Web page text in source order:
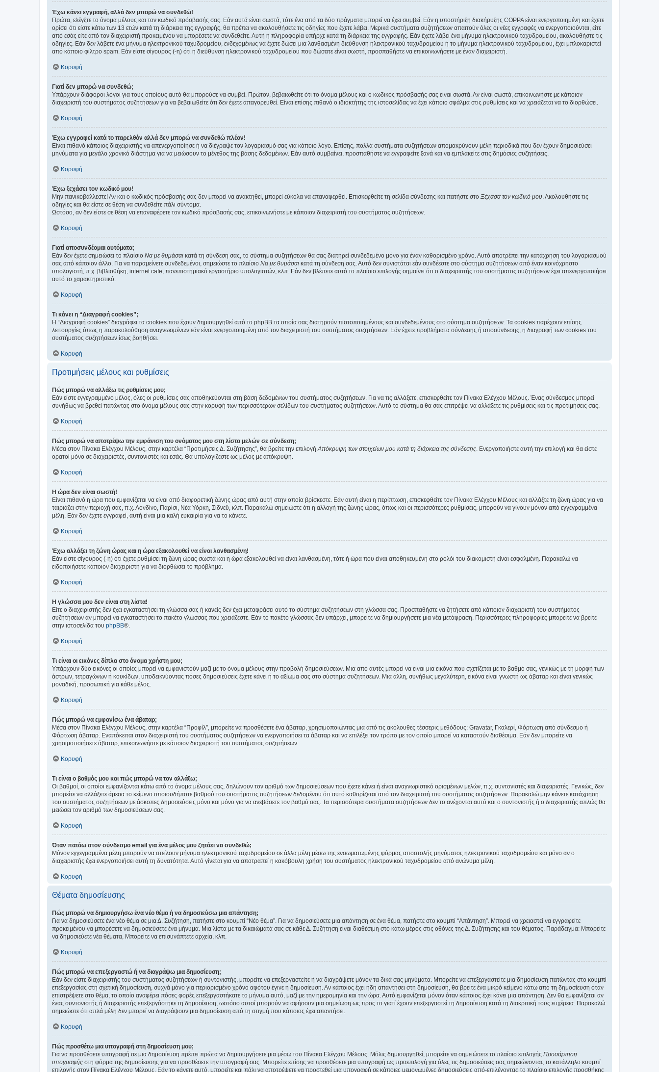
Έχω κάνει εγγραφή, αλλά δεν μπορώ να συνδεθώ!
Πρώτα, ελέγξτε το όνομα μέλους και τον κωδικό πρόσβασής σας. Εάν αυτά είναι σωστά, τότε ένα από τα δύο πράγματα μπορεί να έχει συμβεί. Εάν η υποστήριξη διακήρυξης COPPA είναι ενεργοποιημένη και έχετε
ορίσει ότι είστε κάτω των 13 ετών κατά τη διάρκεια της εγγραφής, θα πρέπει να ακολουθήσετε τις οδηγίες που έχετε λάβει. Μερικά συστήματα συζητήσεων απαιτούν όλες οι νέες εγγραφές να ενεργοποιούνται, είτε
από εσάς είτε από τον διαχειριστή προκειμένου να μπορέσετε να συνδεθείτε. Αυτή η πληροφορία υπήρχε κατά τη διάρκεια της εγγραφής. Εάν έχετε λάβει ένα μήνυμα ηλεκτρονικού ταχυδρομείου, ακολουθήστε τις
οδηγίες. Εάν δεν λάβετε ένα μήνυμα ηλεκτρονικού ταχυδρομείου, ενδεχομένως να έχετε δώσει μια λανθασμένη διεύθυνση ηλεκτρονικού ταχυδρομείου ή το μήνυμα ηλεκτρονικού ταχυδρομείου, έχει μπλοκαριστεί
από κάποιο φίλτρο spam. Εάν είστε σίγουρος (-η) ότι η διεύθυνση ηλεκτρονικού ταχυδρομείου που δώσατε είναι σωστή, προσπαθήστε να επικοινωνήσετε με έναν διαχειριστή.
Κορυφή
Γιατί δεν μπορώ να συνδεθώ;
Υπάρχουν διάφοροι λόγοι για τους οποίους αυτό θα μπορούσε να συμβεί. Πρώτον, βεβαιωθείτε ότι το όνομα μέλους και ο κωδικός πρόσβασής σας είναι σωστά. Αν είναι σωστά, επικοινωνήστε με κάποιον
διαχειριστή του συστήματος συζητήσεων για να βεβαιωθείτε ότι δεν έχετε απαγορευθεί. Είναι επίσης πιθανό ο ιδιοκτήτης της ιστοσελίδας να έχει κάποιο σφάλμα στις ρυθμίσεις και να χρειάζεται να το διορθώσει.
Κορυφή
Έχω εγγραφεί κατά το παρελθόν αλλά δεν μπορώ να συνδεθώ πλέον!
Είναι πιθανό κάποιος διαχειριστής να απενεργοποίησε ή να διέγραψε τον λογαριασμό σας για κάποιο λόγο. Επίσης, πολλά συστήματα συζητήσεων απομακρύνουν μέλη περιοδικά που δεν έχουν δημοσιεύσει
μηνύματα για μεγάλο χρονικό διάστημα για να μειώσουν το μέγεθος της βάσης δεδομένων. Εάν αυτό συμβαίνει, προσπαθήστε να εγγραφείτε ξανά και να εμπλακείτε στις δημόσιες συζητήσεις.
Κορυφή
Έχω ξεχάσει τον κωδικό μου!
Μην πανικοβάλλεστε! Αν και ο κωδικός πρόσβασής σας δεν μπορεί να ανακτηθεί, μπορεί εύκολα να επαναφερθεί. Επισκεφθείτε τη σελίδα σύνδεσης και πατήστε στο Ξέχασα τον κωδικό μου . Ακολουθήστε τις
οδηγίες και θα είστε σε θέση να συνδεθείτε πάλι σύντομα.
Ωστόσο, αν δεν είστε σε θέση να επαναφέρετε τον κωδικό πρόσβασής σας, επικοινωνήστε με κάποιον διαχειριστή του συστήματος συζητήσεων.
Κορυφή
Γιατί αποσυνδέομαι αυτόματα;
Εάν δεν έχετε σημειώσει το πλαίσιο Να με θυμάσαι κατά τη σύνδεση σας, το σύστημα συζητήσεων θα σας διατηρεί συνδεδεμένο μόνο για έναν καθορισμένο χρόνο. Αυτό αποτρέπει την κατάχρηση του λογαριασμού
σας από κάποιον άλλο. Για να παραμείνετε συνδεδεμένοι, σημειώστε το πλαίσιο Να με θυμάσαι κατά τη σύνδεση σας. Αυτό δεν συνιστάται εάν συνδέεστε στο σύστημα συζητήσεων από έναν κοινόχρηστο
υπολογιστή, π.χ. βιβλιοθήκη, internet cafe, πανεπιστημιακό εργαστήριο υπολογιστών, κλπ. Εάν δεν βλέπετε αυτό το πλαίσιο επιλογής σημαίνει ότι ο διαχειριστής του συστήματος συζητήσεων έχει απενεργοποιήσει
αυτό το χαρακτηριστικό.
Κορυφή
Τι κάνει η “Διαγραφή cookies”;
Η “Διαγραφή cookies” διαγράφει τα cookies που έχουν δημιουργηθεί από το phpBB τα οποία σας διατηρούν πιστοποιημένους και συνδεδεμένους στο σύστημα συζητήσεων. Τα cookies παρέχουν επίσης
λειτουργίες όπως η παρακολούθηση αναγνωσμένων εάν είναι ενεργοποιημένη από τον διαχειριστή του συστήματος συζητήσεων. Εάν έχετε προβλήματα σύνδεσης ή αποσύνδεσης, η διαγραφή των cookies του
συστήματος συζητήσεων ίσως βοηθήσει.
Κορυφή
Προτιμήσεις μέλους και ρυθμίσεις
Πώς μπορώ να αλλάξω τις ρυθμίσεις μου;
Εάν είστε εγγεγραμμένο μέλος, όλες οι ρυθμίσεις σας αποθηκεύονται στη βάση δεδομένων του συστήματος συζητήσεων. Για να τις αλλάξετε, επισκεφθείτε τον Πίνακα Ελέγχου Μέλους. Ένας σύνδεσμος μπορεί
συνήθως να βρεθεί πατώντας στο όνομα μέλους σας στην κορυφή των περισσότερων σελίδων του συστήματος συζητήσεων. Αυτό το σύστημα θα σας επιτρέψει να αλλάξετε τις ρυθμίσεις και τις προτιμήσεις σας.
Κορυφή
Πώς μπορώ να αποτρέψω την εμφάνιση του ονόματος μου στη λίστα μελών σε σύνδεση;
Μέσα στον Πίνακα Ελέγχου Μέλους, στην καρτέλα “Προτιμήσεις Δ. Συζήτησης”, θα βρείτε την επιλογή Απόκρυψη των στοιχείων μου κατά τη διάρκεια της σύνδεσης . Ενεργοποιήστε αυτή την επιλογή και θα είστε
ορατοί μόνο σε διαχειριστές, συντονιστές και εσάς. Θα υπολογίζεστε ως μέλος με απόκρυψη.
Κορυφή
Η ώρα δεν είναι σωστή!
Είναι πιθανό η ώρα που εμφανίζεται να είναι από διαφορετική ζώνης ώρας από αυτή στην οποία βρίσκεστε. Εάν αυτή είναι η περίπτωση, επισκεφθείτε τον Πίνακα Ελέγχου Μέλους και αλλάξτε τη ζώνη ώρας για να
ταιριάζει στην περιοχή σας, π.χ. Λονδίνο, Παρίσι, Νέα Υόρκη, Σίδνεϋ, κλπ. Παρακαλώ σημειώστε ότι η αλλαγή της ζώνης ώρας, όπως και οι περισσότερες ρυθμίσεις, μπορούν να γίνουν μόνον από εγγεγραμμένα
μέλη. Εάν δεν έχετε εγγραφεί, αυτή είναι μια καλή ευκαιρία για να το κάνετε.
Κορυφή
Έχω αλλάξει τη ζώνη ώρας και η ώρα εξακολουθεί να είναι λανθασμένη!
Εάν είστε σίγουρος (-η) ότι έχετε ρυθμίσει τη ζώνη ώρας σωστά και η ώρα εξακολουθεί να είναι λανθασμένη, τότε ή ώρα που είναι αποθηκευμένη στο ρολόι του διακομιστή είναι εσφαλμένη. Παρακαλώ να
ειδοποιήσετε κάποιον διαχειριστή για να διορθώσει το πρόβλημα.
Κορυφή
Η γλώσσα μου δεν είναι στη λίστα!
Είτε ο διαχειριστής δεν έχει εγκαταστήσει τη γλώσσα σας ή κανείς δεν έχει μεταφράσει αυτό το σύστημα συζητήσεων στη γλώσσα σας. Προσπαθήστε να ζητήσετε από κάποιον διαχειριστή του συστήματος
συζητήσεων αν μπορεί να εγκαταστήσει το πακέτο γλώσσας που χρειάζεστε. Εάν το πακέτο γλώσσας δεν υπάρχει, μπορείτε να δημιουργήσετε μια νέα μετάφραση. Περισσότερες πληροφορίες μπορείτε να βρείτε
στην ιστοσελίδα του phpBB®.
Κορυφή
Τι είναι οι εικόνες δίπλα στο όνομα χρήστη μου;
Υπάρχουν δύο εικόνες οι οποίες μπορεί να εμφανιστούν μαζί με το όνομα μέλους στην προβολή δημοσιεύσεων. Μια από αυτές μπορεί να είναι μια εικόνα που σχετίζεται με το βαθμό σας, γενικώς με τη μορφή των
άστρων, τετραγώνων ή κουκίδων, υποδεικνύοντας πόσες δημοσιεύσεις έχετε κάνει ή το αξίωμα σας στο σύστημα συζητήσεων. Μια άλλη, συνήθως μεγαλύτερη, εικόνα είναι γνωστή ως άβαταρ και είναι γενικώς
μοναδική, προσωπική για κάθε μέλος.
Κορυφή
Πώς μπορώ να εμφανίσω ένα άβαταρ;
Μέσα στον Πίνακα Ελέγχου Μέλους, στην καρτέλα “Προφίλ”, μπορείτε να προσθέσετε ένα άβαταρ, χρησιμοποιώντας μια από τις ακόλουθες τέσσερις μεθόδους: Gravatar, Γκαλερί, Φόρτωση από σύνδεσμο ή
Φόρτωση άβαταρ. Εναπόκειται στον διαχειριστή του συστήματος συζητήσεων να ενεργοποιήσει τα άβαταρ και να επιλέξει τον τρόπο με τον οποίο μπορεί να καταστούν διαθέσιμα. Εάν δεν μπορείτε να
χρησιμοποιήσετε άβαταρ, επικοινωνήστε με κάποιον διαχειριστή του συστήματος συζητήσεων.
Κορυφή
Τι είναι ο βαθμός μου και πώς μπορώ να τον αλλάξω;
Οι βαθμοί, οι οποίοι εμφανίζονται κάτω από το όνομα μέλους σας, δηλώνουν τον αριθμό των δημοσιεύσεων που έχετε κάνει ή είναι αναγνωριστικό ορισμένων μελών, π.χ. συντονιστές και διαχειριστές. Γενικώς, δεν
μπορείτε να αλλάξετε άμεσα το κείμενο οποιουδήποτε βαθμού του συστήματος συζητήσεων δεδομένου ότι αυτό καθορίζεται από τον διαχειριστή του συστήματος συζητήσεων. Παρακαλώ μην κάνετε κατάχρηση
του συστήματος συζητήσεων με άσκοπες δημοσιεύσεις μόνο και μόνο για να ανεβάσετε τον βαθμό σας. Τα περισσότερα συστήματα συζητήσεων δεν το ανέχονται αυτό και ο συντονιστής ή ο διαχειριστής απλώς θα
μειώσει τον αριθμό των δημοσιεύσεων σας.
Κορυφή
Όταν πατάω στον σύνδεσμο email για ένα μέλος μου ζητάει να συνδεθώ;
Μόνον εγγεγραμμένα μέλη μπορούν να στείλουν μήνυμα ηλεκτρονικού ταχυδρομείου σε άλλα μέλη μέσω της ενσωματωμένης φόρμας αποστολής μηνύματος ηλεκτρονικού ταχυδρομείου και μόνο αν ο
διαχειριστής έχει ενεργοποιήσει αυτή τη δυνατότητα. Αυτό γίνεται για να αποτραπεί η κακόβουλη χρήση του συστήματος ηλεκτρονικού ταχυδρομείου από ανώνυμα μέλη.
Κορυφή
Θέματα δημοσίευσης
Πώς μπορώ να δημιουργήσω ένα νέο θέμα ή να δημοσιεύσω μια απάντηση;
Για να δημοσιεύσετε ένα νέο θέμα σε μια Δ. Συζήτηση, πατήστε στο κουμπί “Νέο θέμα”. Για να δημοσιεύσετε μια απάντηση σε ένα θέμα, πατήστε στο κουμπί “Απάντηση”. Μπορεί να χρειαστεί να εγγραφείτε
προκειμένου να μπορέσετε να δημοσιεύσετε ένα μήνυμα. Μια λίστα με τα δικαιώματά σας σε κάθε Δ. Συζήτηση είναι διαθέσιμη στο κάτω μέρος στις οθόνες της Δ. Συζήτησης και του θέματος. Παράδειγμα: Μπορείτε
να δημοσιεύετε νέα θέματα, Μπορείτε να επισυνάπτετε αρχεία, κλπ.
Κορυφή
Πώς μπορώ να επεξεργαστώ ή να διαγράψω μια δημοσίευση;
Εάν δεν είστε διαχειριστής του συστήματος συζητήσεων ή συντονιστής, μπορείτε να επεξεργαστείτε ή να διαγράψετε μόνον τα δικά σας μηνύματα. Μπορείτε να επεξεργαστείτε μια δημοσίευση πατώντας στο κουμπί
επεξεργασίας στη σχετική δημοσίευση, συχνά μόνο για περιορισμένο χρόνο αφότου έγινε η δημοσίευση. Αν κάποιος έχει ήδη απαντήσει στη δημοσίευση, θα βρείτε ένα μικρό κείμενο κάτω από τη δημοσίευση όταν
επιστρέψετε στο θέμα, το οποίο αναφέρει πόσες φορές επεξεργαστήκατε το μήνυμα αυτό, μαζί με την ημερομηνία και την ώρα. Αυτό εμφανίζεται μόνον όταν κάποιος έχει κάνει μια απάντηση. Δεν θα εμφανίζεται αν
ένας συντονιστής ή διαχειριστής επεξεργάστηκε τη δημοσίευση, ωστόσο αυτοί μπορούν να αφήσουν μια σημείωση ως προς το γιατί έχουν επεξεργαστεί τη δημοσίευση κατά τη διακριτική τους ευχέρεια. Παρακαλώ
σημειώστε ότι απλά μέλη δεν μπορεί να διαγράψουν μια δημοσίευση από τη στιγμή που κάποιος έχει απαντήσει.
Κορυφή
Πώς προσθέτω μια υπογραφή στη δημοσίευση μου;
Για να προσθέσετε υπογραφή σε μια δημοσίευση πρέπει πρώτα να δημιουργήσετε μια μέσω του Πίνακα Ελέγχου Μέλους. Μόλις δημιουργηθεί, μπορείτε να σημειώσετε το πλαίσιο επιλογής Προσάρτηση
υπογραφής στη φόρμα της δημοσίευσης για να προσθέσετε την υπογραφή σας. Μπορείτε επίσης να προσθέσετε μια υπογραφή ως προεπιλογή για όλες τις δημοσιεύσεις σας σημειώνοντας το κατάλληλο κουμπί
επιλογής στον Πίνακα Ελέγχου Μέλους. Εάν το κάνετε αυτό, μπορείτε και πάλι να αποτρέψετε να προστεθεί μια υπογραφή σε κάποιες μεμονωμένες δημοσιεύσεις από-επιλέγοντας το πλαίσιο επιλογής προσθήκης